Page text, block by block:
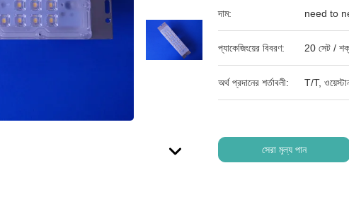
দাম: need to
প্যাকেজিংয়ের বিবরণ: 20 সেট /
অর্থ প্রদানের শর্তাবলী: T/T,
সেরা মূল্য পান